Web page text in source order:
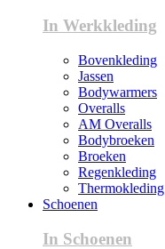
In Werkkleding
Bovenkleding
Jassen
Bodywarmers
Overalls
AM Overalls
Bodybroeken
Broeken
Regenkleding
Thermokleding
Schoenen
In Schoenen